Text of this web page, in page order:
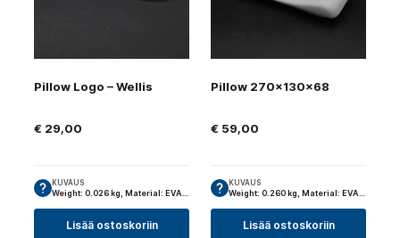
Pillow Logo – Wellis
€ 29,00
KUVAUS
Weight: 0.026 kg, Material: EVA…
Lisää ostoskoriin
Pillow 270x130x68
€ 59,00
KUVAUS
Weight: 0.260 kg, Material: EVA…
Lisää ostoskoriin